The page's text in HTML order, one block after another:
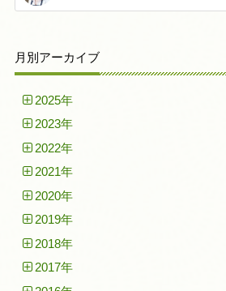
月別アーカイブ
2025年
2023年
2022年
2021年
2020年
2019年
2018年
2017年